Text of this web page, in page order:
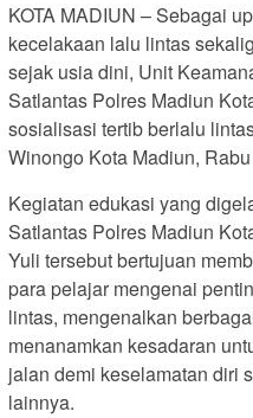
KOTA MADIUN – Sebagai
kecelakaan lalu lintas
sejak usia dini, Unit
Satlantas Polres Madiun
sosialisasi tertib berlalu
Winongo Kota Madiun,
Kegiatan edukasi yang
Satlantas Polres Madiun
Yuli tersebut bertujuan
para pelajar mengenai
lintas, mengenalkan
menanamkan kesadaran
jalan demi keselamatan diri
lainnya.